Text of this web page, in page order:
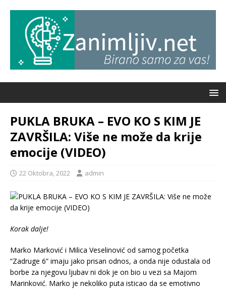
PUKLA BRUKA – EVO KO S KIM JE
ZAVRŠILA: Više ne može da krije
emocije (VIDEO)
22 Oktobra, 2022 admin
Korak dalje!
Marko Marković i Milica Veselinović od samog početka
“Zadruge 6” imaju jako prisan odnos, a onda nije odustala od
borbe za njegovu ljubav ni dok je on bio u vezi sa Majom
Marinković. Marko je nekoliko puta isticao da se emotivno